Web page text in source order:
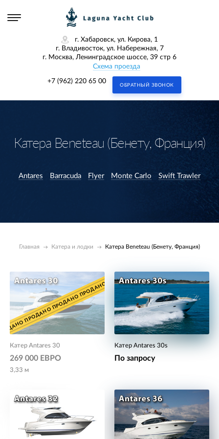
г. Хабаровск, ул. Кирова, 1
г. Владивосток, ул. Набережная, 7
г. Москва, Ленинградское шоссе, 39 стр 6
Схема проезда
+7 (962) 220 65 00
ОБРАТНЫЙ ЗВОНОК
Катера Beneteau (Бенету, Франция)
Antares Barracuda Flyer Monte Carlo Swift Trawler
Главная Катера и лодки Катера Beneteau (Бенету, Франция)
ПРОДАНО ПРОДАНО ПРОДАНО ПРОДАНО ПРОДАНО
Катер Antares 30
269 000 ЕВРО
3,33 м
Катер Antares 30s
По запросу